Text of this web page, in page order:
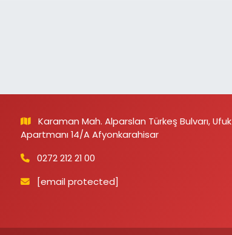
Karaman Mah. Alparslan Türkeş Bulvarı, Ufuk
Apartmanı 14/A Afyonkarahisar
0272 212 21 00
[email protected]